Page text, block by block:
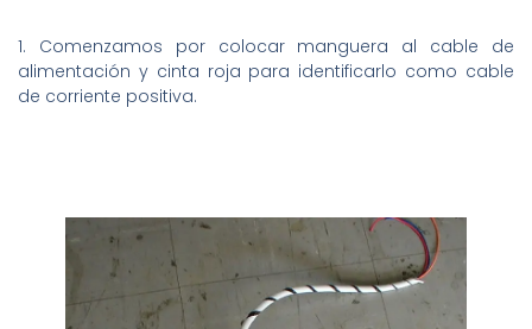
1. Comenzamos por colocar manguera al cable de
alimentación y cinta roja para identificarlo como cable
de corriente positiva.